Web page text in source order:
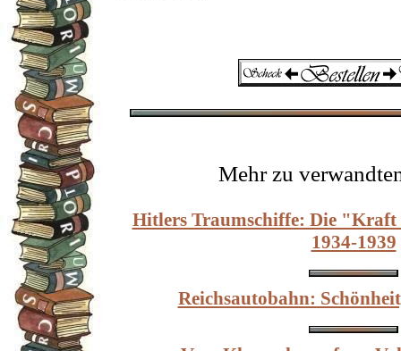
Mehr zu
Hitlers Traumschiffe: Die
1934-1939
Reichsautobahn: